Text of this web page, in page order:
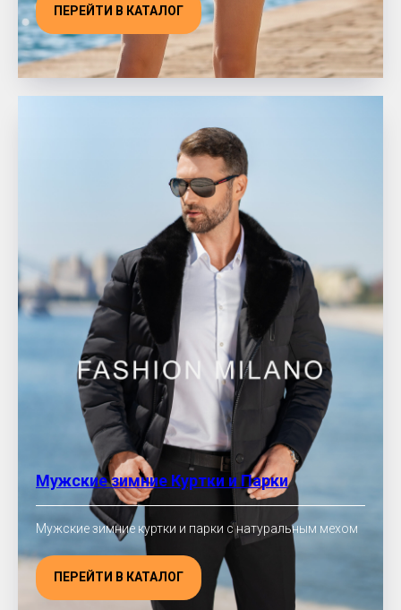
ПЕРЕЙТИ В КАТАЛОГ
Мужские зимние Куртки и Парки
Мужские зимние куртки и парки с натуральным мехом
ПЕРЕЙТИ В КАТАЛОГ